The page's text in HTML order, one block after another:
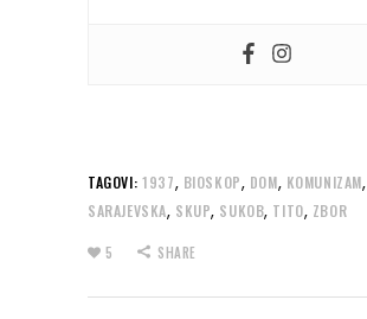
TAGOVI: 1937, BIOSKOP, DOM, KOMUNIZAM,
SARAJEVSKA, SKUP, SUKOB, TITO, ZBOR
5 SHARE